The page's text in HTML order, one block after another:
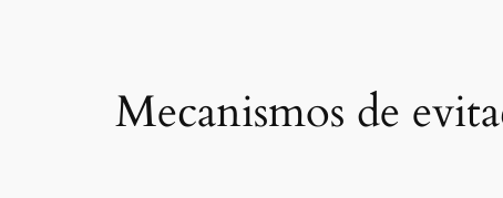
Mecanismos de